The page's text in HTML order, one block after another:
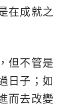
在成就之
但不管是
日子；如
而去改變